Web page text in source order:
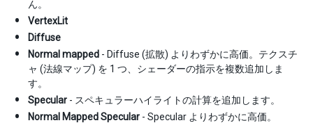
ん。
VertexLit
Diffuse
Normal mapped - Diffuse (拡散) よりわずかに高価。テクスチ
ャ (法線マップ) を 1 つ、シェーダーの指示を複数追加しま
す。
Specular - スペキュラーハイライトの計算を追加します。
Normal Mapped Specular - Specular よりわずかに高価。